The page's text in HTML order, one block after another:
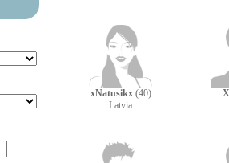
xNatusikx (40)
Latvia